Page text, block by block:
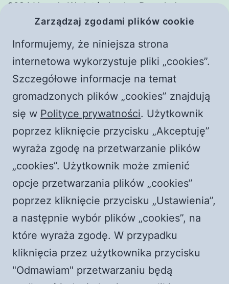
2024 Vavada W złotówkach – Przegląd
zasadniczy
Adim Adim Basarili Bahis Deneyimi: MostBet ile
Witaj, świecie!
Frączek i Żyłka. Rozmowy z czerwonym
piorunem || Raport o stanie wwwiary
Płoną kościoły w Polsce! Rewolucja przyspiesza?
|| Jaka jest prawda?
Najnowsze komentarze
Komentator WordPress-Witaj, świecie!
durlian@netscape.net -Episkopat RUGA księży i
świeckich! Dlaczego nie z katolewicy?
Wiktor -Czy księża to nowi Żydzi?
Zespół promocji PCh24.TV-Media bez wyboru?
PCh24 to wolność
Zarządzaj zgodami plików cookie
Informujemy, że niniejsza strona
internetowa wykorzystuje pliki „cookies”.
Szczegółowe informacje na temat
gromadzonych plików „cookies” znajdują
się w Polityce prywatności. Użytkownik
poprzez kliknięcie przycisku „Akceptuję”
wyraża zgodę na przetwarzanie plików
„cookies”. Użytkownik może zmienić
opcje przetwarzania plików „cookies”
poprzez kliknięcie przycisku „Ustawienia”,
a następnie wybór plików „cookies”, na
które wyraża zgodę. W przypadku
kliknięcia przez użytkownika przycisku
"Odmawiam" przetwarzaniu będą